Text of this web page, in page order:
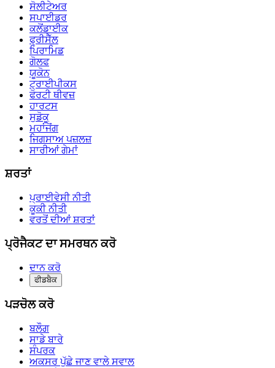
ਸੋਲੀਟੇਅਰ
ਸਪਾਈਡਰ
ਕਲੋਂਡਾਈਕ
ਫ੍ਰੀਸੈੱਲ
ਪਿਰਾਮਿਡ
ਗੋਲਫ
ਯੂਕੋਨ
ਟ੍ਰਾਈਪੀਕਸ
ਫੋਰਟੀ ਥੀਵਜ਼
ਹਾਰਟਸ
ਸੁਡੋਕੂ
ਮਹਾਂਜੋਂਗ
ਜਿਗਸਾਅ ਪਜ਼ਲਜ਼
ਸਾਰੀਆਂ ਗੇਮਾਂ
ਸ਼ਰਤਾਂ
ਪ੍ਰਾਈਵੇਸੀ ਨੀਤੀ
ਕੂਕੀ ਨੀਤੀ
ਵਰਤੋਂ ਦੀਆਂ ਸ਼ਰਤਾਂ
ਪ੍ਰੋਜੈਕਟ ਦਾ ਸਮਰਥਨ ਕਰੋ
ਦਾਨ ਕਰੋ
ਫੀਡਬੈਕ
ਪੜਚੋਲ ਕਰੋ
ਬਲੌਗ
ਸਾਡੇ ਬਾਰੇ
ਸੰਪਰਕ
ਅਕਸਰ ਪੁੱਛੇ ਜਾਣ ਵਾਲੇ ਸਵਾਲ